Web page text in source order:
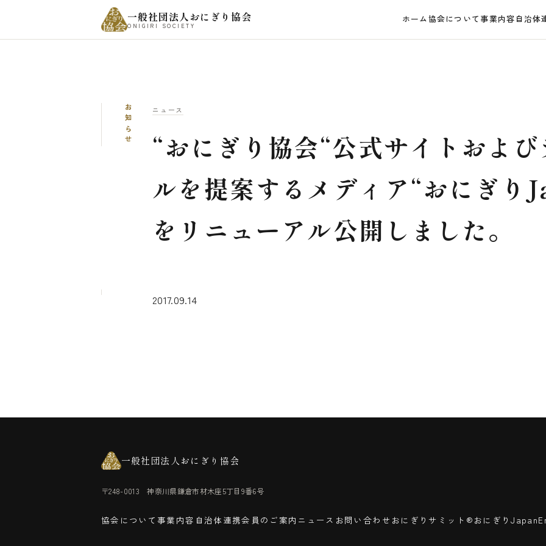
一般社団法人おにぎり協会
ONIGIRI SOCIETY
ホーム協会について 事業内容 自治体
お知らせ ニュース
“おにぎり協会“公式サイト および
ルを提案するメディア“おにぎり
をリニューアル公開しました。
2017.09.14
一般社団法人おにぎり協会
〒248-0013 神奈川県鎌倉市材木座5丁目9番6号
協会について事業内容 自治体連携会員のご案内 ニュース お問い合わせ おにぎりサミット® おにぎりJapan